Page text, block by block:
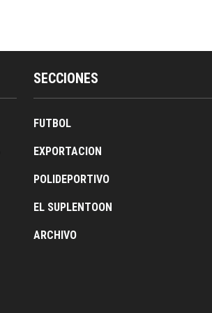
SECCIONES
FUTBOL
EXPORTACION
POLIDEPORTIVO
EL SUPLENTOON
ARCHIVO